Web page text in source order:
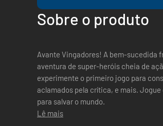
Sobre o produto
Avante Vingadores! A bem-sucedida
aventura de super-heróis cheia de
experimente o primeiro jogo para
aclamados pela crítica, e mais.
para salvar o mundo.
Lê mais